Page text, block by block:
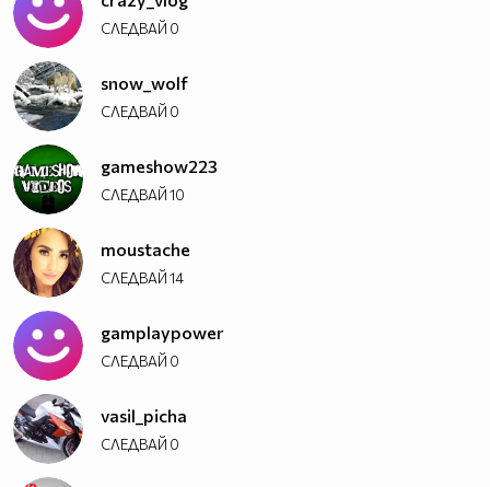
СЛЕДВАЙ 0
snow_wolf
СЛЕДВАЙ 0
gameshow223
СЛЕДВАЙ10
moustache
СЛЕДВАЙ14
gamplaypower
СЛЕДВАЙ 0
vasil_picha
СЛЕДВАЙ 0